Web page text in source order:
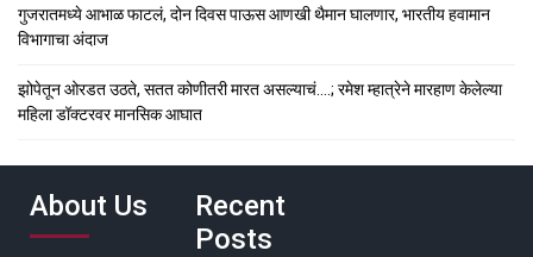
गुजरातमध्ये आभाळ फाटलं, दोन दिवस पाऊस आणखी थैमान घालणार, भारतीय हवामान
विभागाचा अंदाज
झोपेतून ओरडत उठते, सतत कोणीतरी मारत असल्याचं….; रमेश म्हात्रेने मारहाण केलेल्या
महिला डॉक्टरवर मानसिक आघात
About Us
Recent
Posts